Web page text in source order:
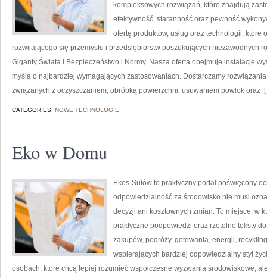
kompleksowych rozwiązań, które znajdują
efektywność, staranność oraz pewność
ofertę produktów, usług oraz technologii,
rozwijającego się przemysłu i przedsiębiorstw poszukujących niezawodnych
Giganty Świata i Bezpieczeństwo i Normy. Nasza oferta obejmuje instalacje
myślą o najbardziej wymagających zastosowaniach. Dostarczamy
związanych z oczyszczaniem, obróbką powierzchni, usuwaniem powłok oraz
CATEGORIES: NOWE TECHNOLOGIE
Eko w Domu
Ekos-Sułów to praktyczny portal poświęcony
odpowiedzialność za środowisko nie musi
decyzji ani kosztownych zmian. To miejsce, w
praktyczne podpowiedzi oraz rzetelne teksty
zakupów, podróży, gotowania, energii,
wspierających bardziej odpowiedzialny styl
osobach, które chcą lepiej rozumieć współczesne wyzwania środowiskowe,